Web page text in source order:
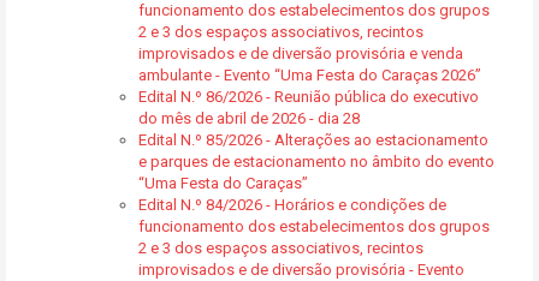
funcionamento dos estabelecimentos dos grupos
2 e 3 dos espaços associativos, recintos
improvisados e de diversão provisória e venda
ambulante - Evento “Uma Festa do Caraças 2026”
Edital N.º 86/2026 - Reunião pública do executivo
do mês de abril de 2026 - dia 28
Edital N.º 85/2026 - Alterações ao estacionamento
e parques de estacionamento no âmbito do evento
“Uma Festa do Caraças”
Edital N.º 84/2026 - Horários e condições de
funcionamento dos estabelecimentos dos grupos
2 e 3 dos espaços associativos, recintos
improvisados e de diversão provisória - Evento